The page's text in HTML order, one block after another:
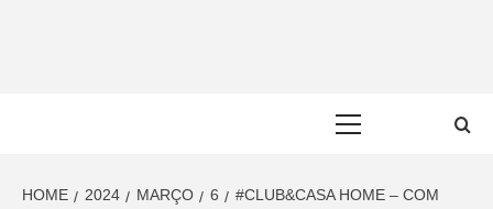
HOME 2024 MARÇO 6
#CLUB&CASA HOME – COM